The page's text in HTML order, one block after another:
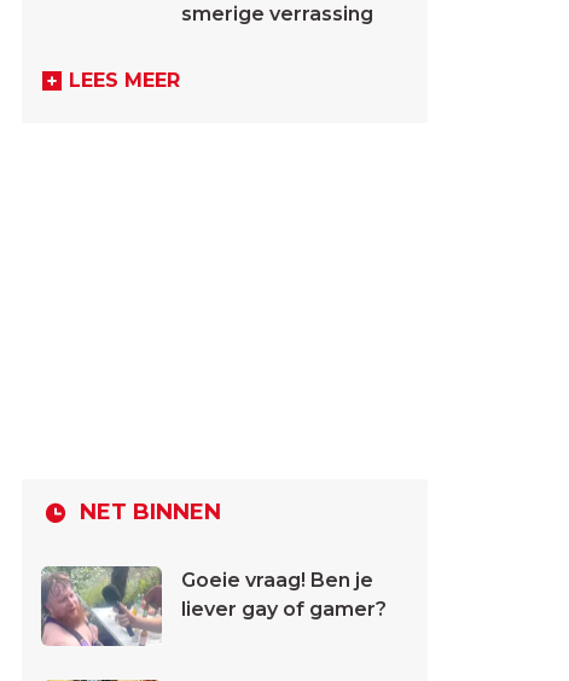
smerige verrassing
LEES MEER
NET BINNEN
Goeie vraag! Ben je
liever gay of gamer?